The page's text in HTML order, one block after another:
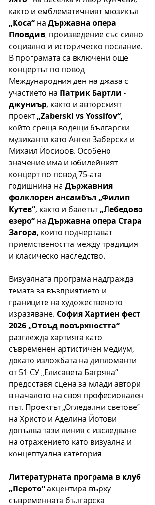
както и емблематичният мюзикъл
„Коса“ на Държавна опера
Пловдив, произведение със силно
социално и историческо послание.
В програмата са включени още
концертът по повод
Международния ден на джаза с
участието на Патрик Бартли -
джуниър, както и авторският
проект „Zaberski vs Yossifov“,
който среща водещи български
музиканти като Ангел Заберски и
Михаил Йосифов. Особено
значение има и юбилейният
концерт по повод 75-ата
годишнина на Държавния
фолклорен ансамбъл „Филип
Кутев“, както и балетът „Лебедово
езеро“ на Държавна опера Стара
Загора, които подчертават
приемствеността между традиция
и класическо наследство.
Визуалната програма надгражда
темата за възприятието и
границите на художественото
изразяване. София Хартиен фест
2026 „Отвъд повърхността“
разглежда хартията като
съвременен артистичен медиум,
докато изложбата на дипломанти
от 51 СУ „Елисавета Багряна“
предоставя сцена за млади автори
в началото на своя професионален
път. Проектът „Огледални светове“
на Христо и Аделина Йотови
допълва тази линия с изследване
на отражението като визуална и
концептуална категория.
Литературната програма в клуб
„Перото“ акцентира върху
съвременната българска